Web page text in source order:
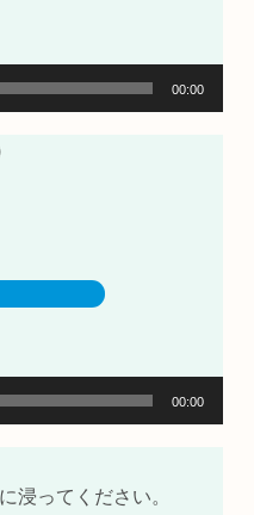
00:00
00:00
ってください。